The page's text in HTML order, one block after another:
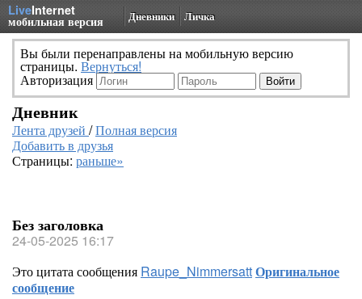
LiveInternet
мобильная версия Дневники Личка
Вы были перенаправлены на мобильную версию
страницы. Вернуться!
Авторизация
Дневник
Лента друзей /Полная версия
Добавить в друзья
Страницы: раньше»
Без заголовка
24-05-2025 16:17
Это цитата сообщения Raupe_NimmersattОригинальное
сообщение